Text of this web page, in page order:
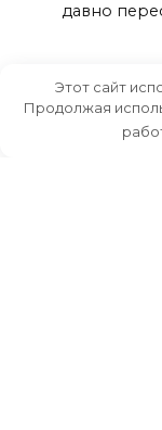
давно
Дерево в
Этот сайт
Продолжая